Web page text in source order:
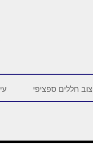
חללים ספציפי